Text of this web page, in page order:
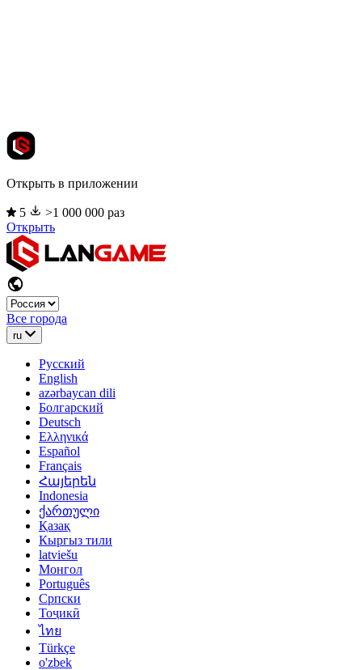
Открыть в приложении
5
>1 000 000 раз
Открыть
Все города
ru
Русский
English
azərbaycan dili
Болгарский
Deutsch
Ελληνικά
Español
Français
Հայերեն
Indonesia
ქართული
Қазақ
Кыргыз тили
latviešu
Монгол
Português
Српски
Тоҷикӣ
ไทย
Türkçe
o'zbek